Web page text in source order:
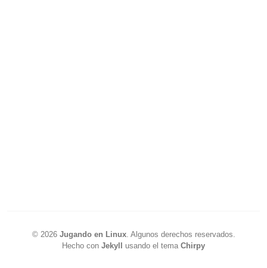
© 2026 Jugando en Linux. Algunos derechos reservados.
Hecho con Jekyll usando el tema Chirpy